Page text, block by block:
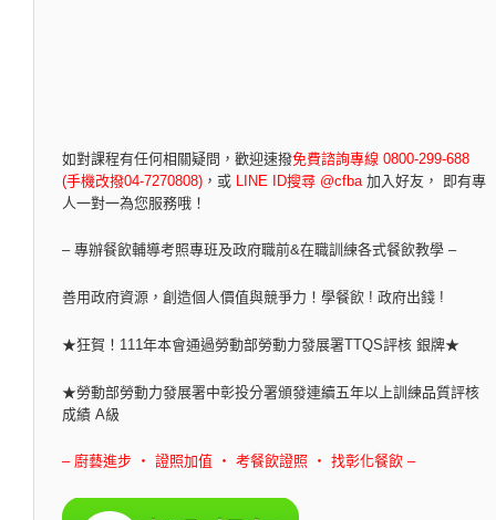
如對課程有任何相關疑問， 歡迎速撥免費諮詢專線 0800-299-688
(手機改撥04-7270808) ， 或 LINE ID搜尋 @cfba 加入好友， 即有專
人一對一為您服務哦！
– 專辦餐飲輔導考照專班及政府職前&在職訓練各式餐飲教學 –
善用政府資源，創造個人價值與競爭力！學餐飲 ! 政府出錢 !
★狂賀！111年本會通過勞動部勞動力發展署TTQS評核 銀牌★
★勞動部勞動力發展署中彰投分署頒發連續五年以上訓練品質評核
成績 A級
– 廚藝進步 ‧ 證照加值 ‧ 考餐飲證照 ‧ 找彰化餐飲 –